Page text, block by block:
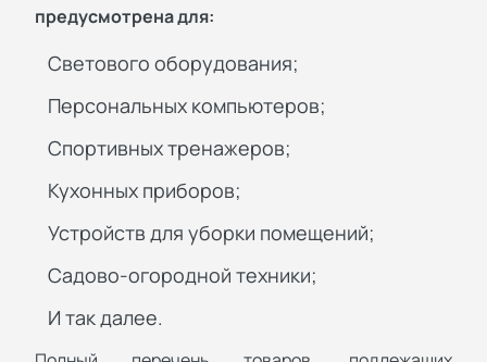
предусмотрена для:
Светового оборудования;
Персональных компьютеров;
Спортивных тренажеров;
Кухонных приборов;
Устройств для уборки помещений;
Садово-огородной техники;
И так далее.